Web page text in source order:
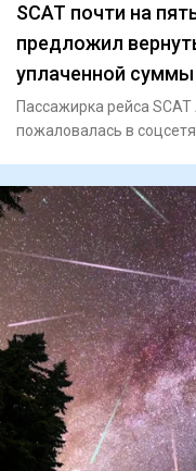
SCAT почти на
предложил
уплаченной суммы
Пассажирка рейса
пожаловалась в